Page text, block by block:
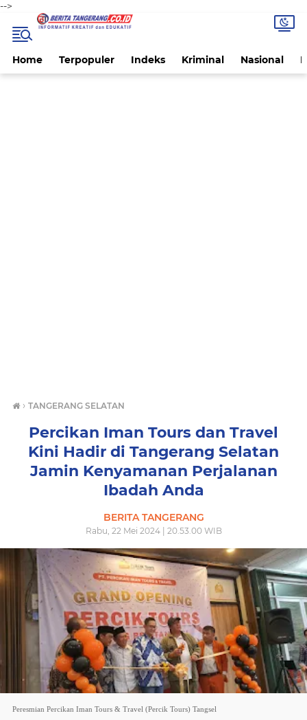
-->
Home Terpopuler Indeks Kriminal Nasional
› TANGERANG SELATAN
Percikan Iman Tours dan Travel
Kini Hadir di Tangerang Selatan
Jamin Kenyamanan Perjalanan
Ibadah Anda
BERITA TANGERANG
Rabu, 22 Mei 2024 | 20.53.00 WIB
Peresmian Percikan Iman Tours & Travel (Percik Tours) Tangsel